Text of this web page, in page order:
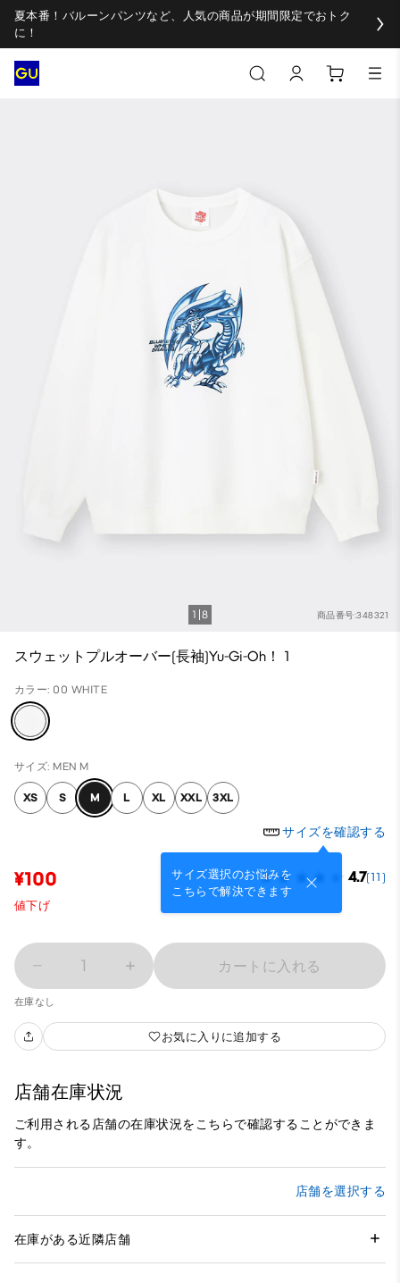
夏本番！バルーンパンツなど、人気の商品が期間限定でおトク
に！
商品番号:348321
1 8
スウェットプルオーバー(長袖)Yu-Gi-Oh！ 1
カラー: 00 WHITE
サイズ: MEN M
XS S M L XL XXL 3XL
サイズを確認する
サイズ選択のお悩みを
こちらで解決できます
¥100 4.7(11)
値下げ
1 カートに入れる
在庫なし
お気に入りに追加する
店舗在庫状況
ご利用される店舗の在庫状況をこちらで確認することができま
す。
店舗を選択する
在庫がある近隣店舗